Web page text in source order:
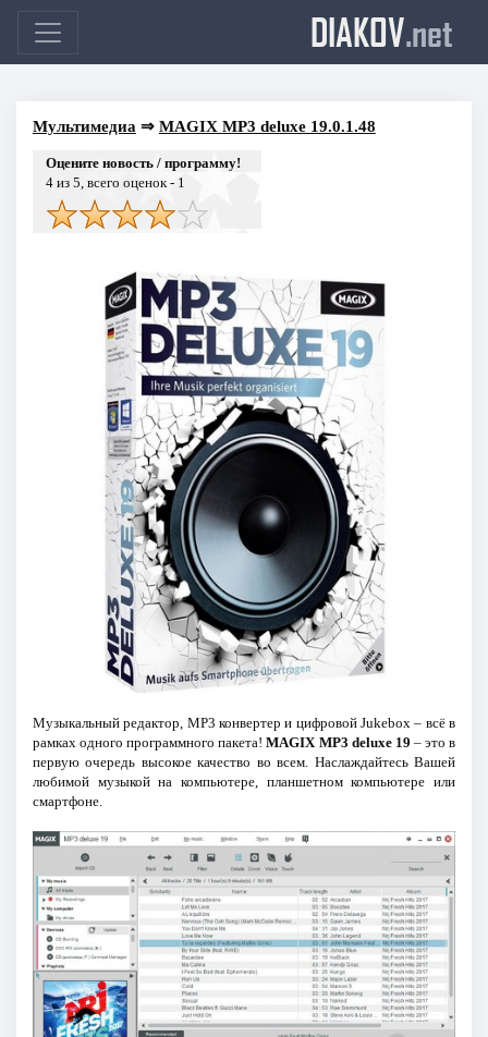
DIAKOV.net
Мультимедиа ⇒ MAGIX MP3 deluxe 19.0.1.48
Оцените новость / программу!
4из 5, всего оценок - 1
Музыкальный редактор, MP3 конвертер и цифровой Jukebox – всё в
рамках одного программного пакета!MAGIX MP3 deluxe 19 – это в
первую очередь высокое качество во всем. Наслаждайтесь Вашей
любимой музыкой на компьютере, планшетном компьютере или
смартфоне.